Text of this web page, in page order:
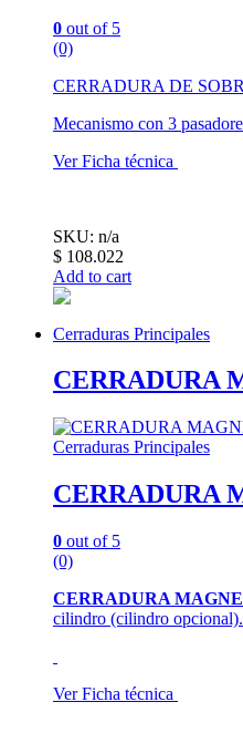
0 out of 5
(0)
CERRADURA DE
Mecanismo con 3
Ver Ficha técnica
SKU: n/a
$ 108.022
Add to cart
Cerraduras Principales
CERRADURA
Cerraduras Principales
CERRADURA
0 out of 5
(0)
CERRADURA
cilindro (cilindro
Ver Ficha técnica